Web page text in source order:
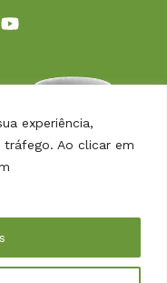
experiência,
Ao clicar em
Alimentos
Arbor